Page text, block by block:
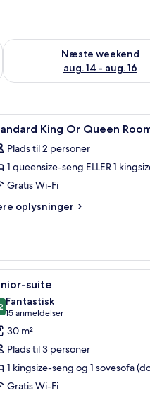
aug. 7 - aug. 9
Næste weekend
aug. 14 - aug. 16
Tjek tilgængelighed for
skrivebord
9 King Or Queen
Plads til 2 personer
1 queensize-seng ELLER 1
Gratis Wi-Fi
oplysninger
et skrivebord med stol, etEt
10 suite
ud af 10
Fantastisk
15 anmeldelser
(15
anmeldelser)
30 m²
Plads til 3 personer
1 kingsize-seng og 1 sovesofa
Gratis Wi-Fi